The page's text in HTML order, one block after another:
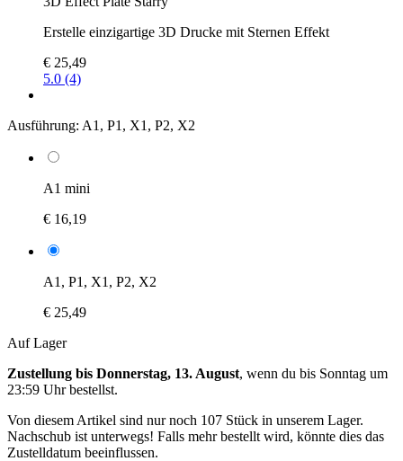
Erstelle einzigartige 3D Drucke mit Sternen Effekt
€ 25,49
5.0 (4)
Ausführung: A1, P1, X1, P2, X2
A1 mini
€ 16,19
A1, P1, X1, P2, X2
€ 25,49
Auf Lager
Zustellung bis Donnerstag, 13. August, wenn du bis Sonntag um
23:59 Uhrbestellst.
Von diesem Artikel sind nur noch 107 Stück in unserem Lager.
Nachschub ist unterwegs! Falls mehr bestellt wird, könnte dies das
Zustelldatum beeinflussen.